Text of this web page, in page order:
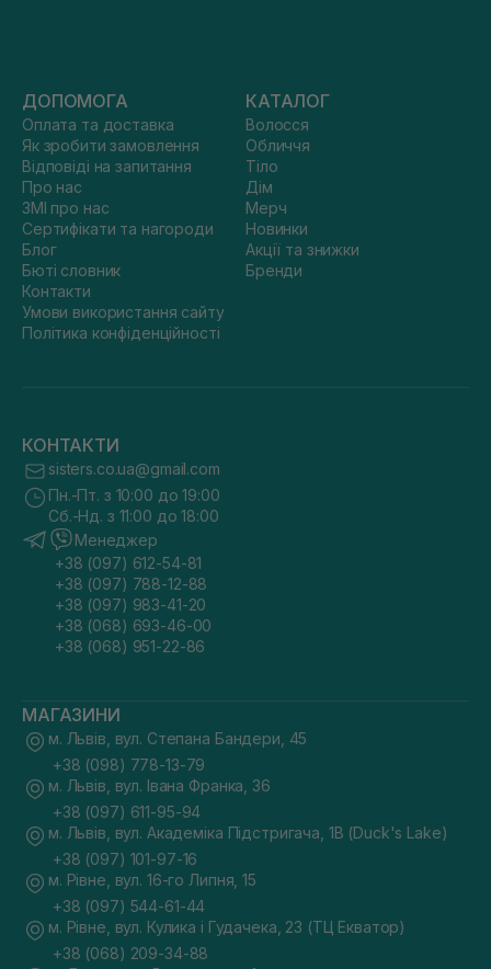
ДОПОМОГА
Оплата та доставка
Як зробити замовлення
Відповіді на запитання
Про нас
ЗМІ про нас
Сертифікати та нагороди
Блог
Бюті словник
Контакти
Умови використання сайту
Політика конфіденційності
КАТАЛОГ
Волосся
Обличчя
Тіло
Дім
Мерч
Новинки
Акції та знижки
Бренди
КОНТАКТИ
sisters.co.ua@gmail.com
Пн.-Пт. з 10:00 до 19:00
Сб.-Нд. з 11:00 до 18:00
Менеджер
+38 (097) 612-54-81
+38 (097) 788-12-88
+38 (097) 983-41-20
+38 (068) 693-46-00
+38 (068) 951-22-86
МАГАЗИНИ
м. Львів, вул. Степана Бандери, 45
+38 (098) 778-13-79
м. Львів, вул. Івана Франка, 36
+38 (097) 611-95-94
м. Львів, вул. Академіка Підстригача, 1В (Duck's Lake)
+38 (097) 101-97-16
м. Рівне, вул. 16-го Липня, 15
+38 (097) 544-61-44
м. Рівне, вул. Кулика і Гудачека, 23 (ТЦ Екватор)
+38 (068) 209-34-88